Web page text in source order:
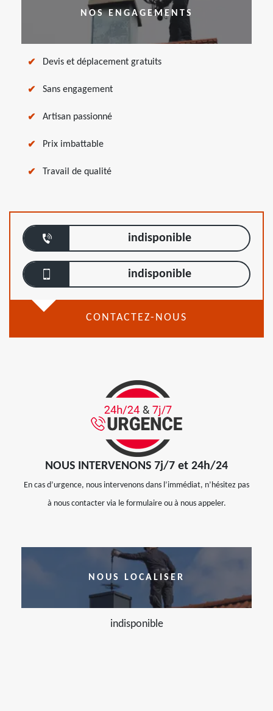
NOS ENGAGEMENTS
Devis et déplacement gratuits
Sans engagement
Artisan passionné
Prix imbattable
Travail de qualité
indisponible
indisponible
CONTACTEZ-NOUS
NOUS INTERVENONS 7j/7 et 24h/24
En cas d’urgence, nous intervenons dans l’immédiat, n’hésitez pas
à nous contacter via le formulaire ou à nous appeler.
NOUS LOCALISER
indisponible